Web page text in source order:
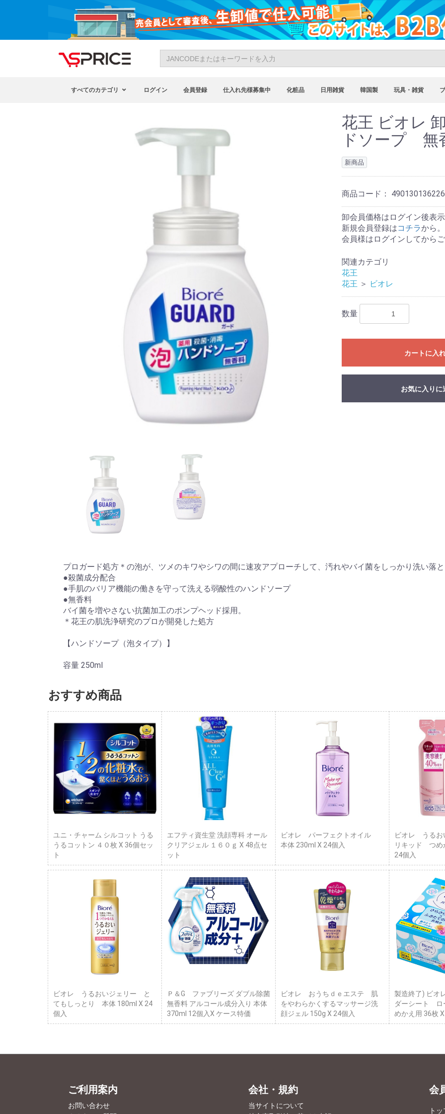
すべてのカテゴリ ログイン 会員登録 仕入れ先様募集中 化粧品 日用雑貨 韓国製 玩具・雑貨
花王 ビオレ
ドソープ
新商品
商品コード：
卸会員価格はログイン後表
新規会員登録はコチラから。
会員様はログインしてから
関連カテゴリ
花王
花王 ＞ ビオレ
数量
カートに入
お気に入りに
プロガード処方＊の泡が、ツメのキワやシワの間に速攻アプローチして、汚れやバイ菌をしっかり洗い落
●殺菌成分配合
●手肌のバリア機能の働きを守って洗える弱酸性のハンドソープ
●無香料
バイ菌を増やさない抗菌加工のポンプヘッド採用。
＊花王の肌洗浄研究のプロが開発した処方
【ハンドソープ（泡タイプ）】
容量 250ml
おすすめ商品
ユニ・チャーム シルコット うる
うるコットン ４０枚 X 36個セッ
ト
エフティ資生堂 洗顔専科 オール
クリアジェル １６０ｇ X 48点セ
ット
ビオレ パーフェクトオイル
本体 230ml X 24個入
ビオレ うるお
リキッド つめ
24個入
ビオレ うるおいジェリー と
てもしっとり 本体 180ml X 24
個入
Ｐ＆G ファブリーズ ダブル除菌
無香料 アルコール成分入り 本体
370ml 12個入X ケース特価
ビオレ おうちｄｅエステ 肌
をやわらかくするマッサージ洗
顔ジェル 150g X 24個入
製造終了) ビオ
ダーシート
めかえ用 36枚
ご利用案内
お問い合わせ
会社・規約
当サイトについて
会
ト